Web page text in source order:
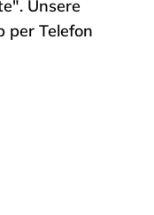
Unsere
per Telefon